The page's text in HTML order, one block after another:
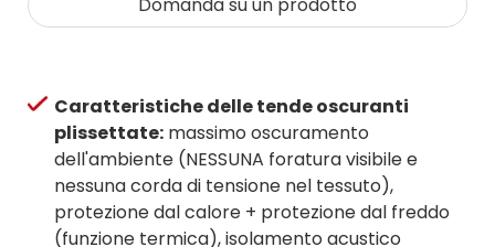
Caratteristiche delle tende oscuranti
plissettate: massimo oscuramento
dell'ambiente (NESSUNA foratura visibile e
nessuna corda di tensione nel tessuto),
protezione dal calore + protezione dal freddo
(funzione termica), isolamento acustico